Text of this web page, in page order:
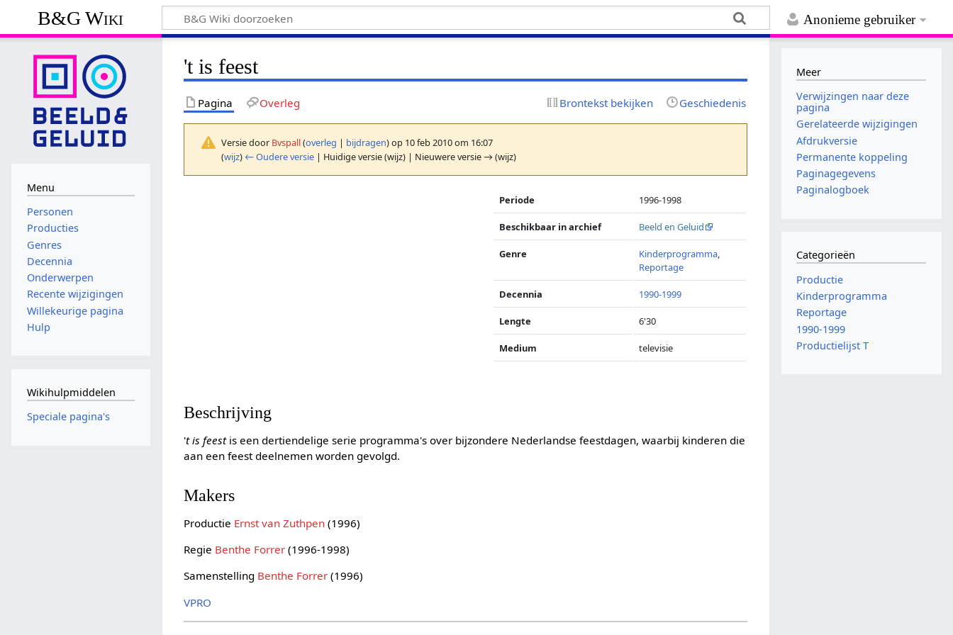
Anonieme gebruiker
B&G Wiki
't is feest
Pagina Overleg Brontekst bekijken Geschiedenis
Versie door Bvspall(overleg | bijdragen)op 10 feb 2010 om 16:07
(wijz) ← Oudere versie | Huidige versie (wijz) | Nieuwere versie → (wijz)
Periode 1996-1998
Beschikbaar in archief Beeld en Geluid
Genre Kinderprogramma,
Reportage
Decennia 1990-1999
Lengte 6'30
Medium televisie
Beschrijving
't is feestis een dertiendelige serie programma's over bijzondere Nederlandse feestdagen, waarbij kinderen die
aan een feest deelnemen worden gevolgd.
Makers
Productie Ernst van Zuthpen (1996)
Regie Benthe Forrer (1996-1998)
Samenstelling Benthe Forrer (1996)
VPRO
Menu
Personen
Producties
Genres
Decennia
Onderwerpen
Recente wijzigingen
Willekeurige pagina
Hulp
Wikihulpmiddelen
Speciale pagina's
Meer
Verwijzingen naar deze
pagina
Gerelateerde wijzigingen
Afdrukversie
Permanente koppeling
Paginagegevens
Paginalogboek
Categorieën
Productie
Kinderprogramma
Reportage
1990-1999
Productielijst T